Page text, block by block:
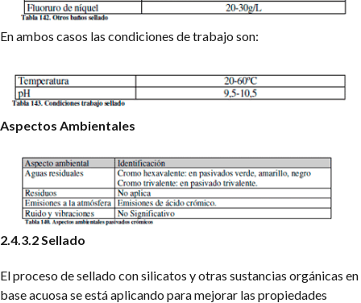
En ambos casos las condiciones de trabajo son:
Aspectos Ambientales
2.4.3.2 Sellado
El proceso de sellado con silicatos y otras sustancias orgánicas en
base acuosa se está aplicando para mejorar las propiedades